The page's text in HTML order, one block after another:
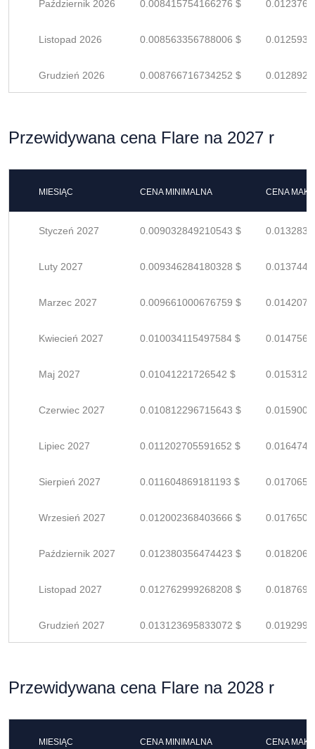
Październik 2026 0.008415754166276 $
Listopad 2026 0.008563356788006 $
Grudzień 2026 0.008766716734252 $
Przewidywana cena Flare na 2027 r
MIESIĄC CENA MINIMALNA CENA
Styczeń 2027 0.009032849210543 $
Luty 2027 0.009346284180328 $
Marzec 2027 0.009661000676759 $
Kwiecień 2027 0.010034115497584 $
Maj 2027 0.01041221726542 $
Czerwiec 2027 0.010812296715643 $
Lipiec 2027 0.011202705591652 $
Sierpień 2027 0.011604869181193 $
Wrzesień 2027 0.012002368403666 $
Październik 2027 0.012380356474423 $
Listopad 2027 0.012762999268208 $
Grudzień 2027 0.013123695833072 $
Przewidywana cena Flare na 2028 r
MIESIĄC CENA MINIMALNA CENA